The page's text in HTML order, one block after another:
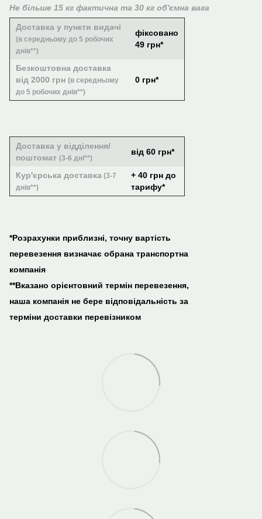
Не більше 15 кг фактична та 30 кг об'ємна вага
Доставка у пункти видачі
(в середньому до 5 робочих
днів**)
фіксовано
49 грн*
Безкоштовна доставка
від 2000 грн (в середньому
до 5 робочих днів**)
0 грн*
Доставка у відділення/
поштомат (3-6 дні**)
від 60 грн*
Кур'єрська доставка (3-7
днів**)
+ 40 грн до
тарифу*
*Розрахунки приблизні, точну вартість
перевезення визначає обрана транспортна
компанія
**Вказано орієнтовний термін перевезення,
наша компанія не бере відповідальність за
терміни доставки перевізником